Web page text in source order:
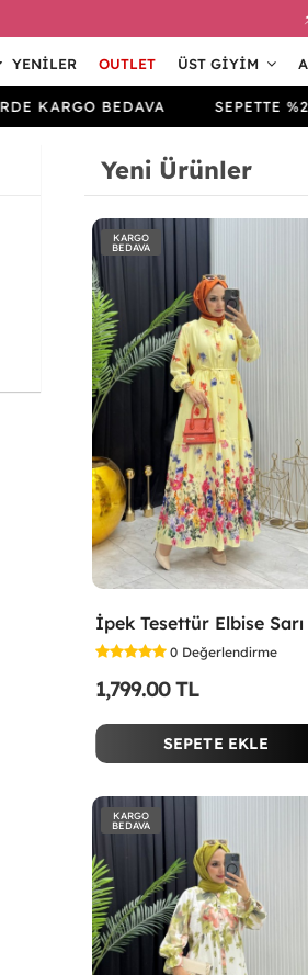
YENILER OUTLET ÜST GIYIM
BEDAVA SEPETTE %20
Yeni Ürünler
KARGO
BEDAVA
0 Değerlendirme
1,799.00 TL
SEPETE EKLE
KARGO
BEDAVA